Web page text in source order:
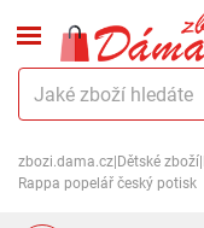
zbozi.dama.cz Dětské zboží
Rappa popelář český potisk